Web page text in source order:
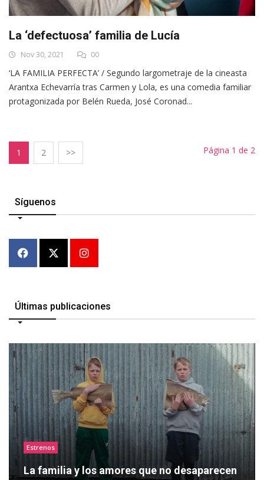
La ‘defectuosa’ familia de Lucía
Nov 30, 2021 00
‘LA FAMILIA PERFECTA’ / Segundo largometraje de la cineasta
Arantxa Echevarría tras Carmen y Lola, es una comedia familiar
protagonizada por Belén Rueda, José Coronad...
1 2 >> Página 1 de 2
Síguenos
Últimas publicaciones
Estrenos
La familia y los amores que no desaparecen